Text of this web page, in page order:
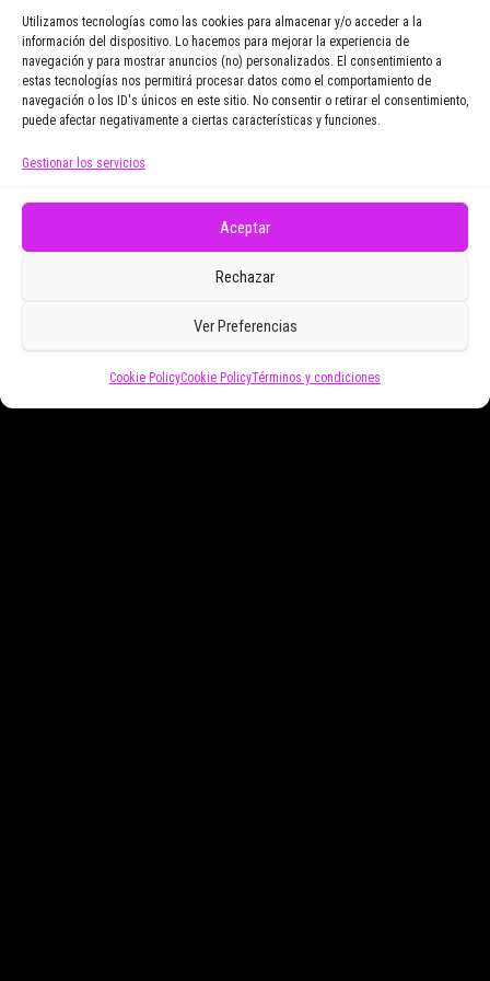
Utilizamos tecnologías como las cookies para almacenar y/o acceder a la
información del dispositivo. Lo hacemos para mejorar la experiencia de
navegación y para mostrar anuncios (no) personalizados. El consentimiento a
estas tecnologías nos permitirá procesar datos como el comportamiento de
navegación o los ID's únicos en este sitio. No consentir o retirar el consentimiento,
puede afectar negativamente a ciertas características y funciones.
Gestionar los servicios
Aceptar
Rechazar
Ver Preferencias
Cookie PolicyCookie PolicyTérminos y condiciones
Email Address
electrónicos promocionales de Zoomdestinos.es
Funciona gracias aWordPress |Tema:Envo Magazine